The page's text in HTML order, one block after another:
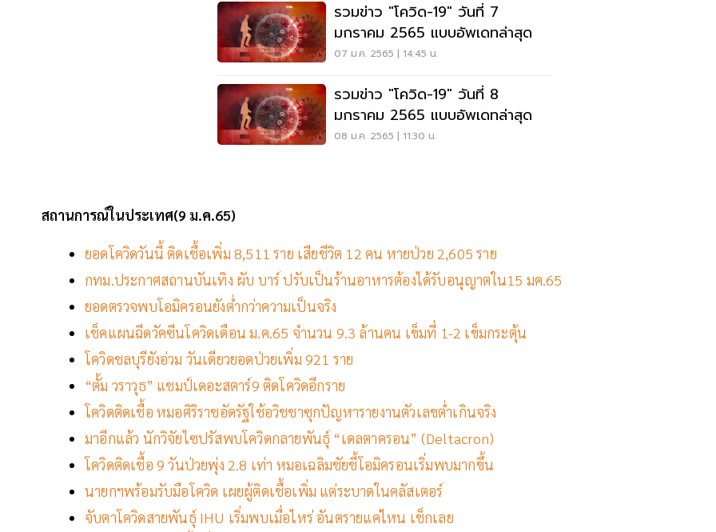
รวมข่าว "โควิด-19" วันที่ 7
มกราคม 2565 แบบอัพเดทล่าสุด
07 ม.ค. 2565 | 14:45 น.
รวมข่าว "โควิด-19" วันที่ 8
มกราคม 2565 แบบอัพเดทล่าสุด
08 ม.ค. 2565 | 11:30 น.
สถานการณ์ในประเทศ(9 ม.ค.65)
ยอดโควิดวันนี้ ติดเชื้อเพิ่ม 8,511 ราย เสียชีวิต 12 คน หายป่วย 2,605 ราย
กทม.ประกาศสถานบันเทิง ผับ บาร์ ปรับเป็นร้านอาหารต้องได้รับอนุญาตใน15 มค.65
ยอดตรวจพบโอมิครอนยังต่ำกว่าความเป็นจริง
เช็คแผนฉีดวัคซีนโควิดเดือน ม.ค.65 จำนวน 9.3 ล้านคน เข็มที่ 1-2 เข็มกระตุ้น
โควิดชลบุรียังอ่วม วันเดียวยอดป่วยเพิ่ม 921 ราย
“ตั้ม วราวุธ” แชมป์เดอะสตาร์9 ติดโควิดอีกราย
โควิดติดเชื้อ หมอศิริราชอัดรัฐใช้อวิชชาซุกปัญหารายงานตัวเลขต่ำเกินจริง
มาอีกแล้ว นักวิจัยไซปรัสพบโควิดกลายพันธุ์ “เดลตาครอน” (Deltacron)
โควิดติดเชื้อ 9 วันป่วยพุ่ง 2.8 เท่า หมอเฉลิมชัยชี้โอมิครอนเริ่มพบมากขึ้น
นายกฯพร้อมรับมือโควิด เผยผู้ติดเชื้อเพิ่ม แต่ระบาดในคลัสเตอร์
จับตาโควิดสายพันธุ์ IHU เริ่มพบเมื่อไหร่ อันตรายแค่ไหน เช็กเลย